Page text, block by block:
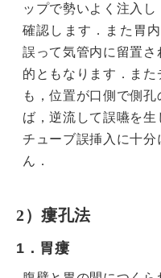
ップで勢いよく注入
確認します．また胃
誤って気管内に留置
的ともなります．ま
も，位置が口側で側
ば，逆流して誤嚥を生
チューブ誤挿入に十
ん．
2）瘻孔法
1．胃瘻